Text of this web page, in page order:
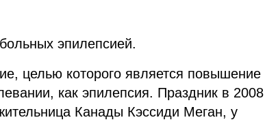
эпилепсией.
целью которого является повышение
как эпилепсия. Праздник в 2008
Канады Кэссиди Меган, у